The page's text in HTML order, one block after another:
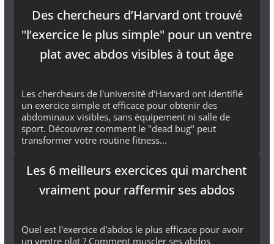
Des chercheurs d’Harvard ont trouvé
"l’exercice le plus simple" pour un ventre
plat avec abdos visibles à tout âge
Les chercheurs de l'université d'Harvard ont identifié
un exercice simple et efficace pour obtenir des
abdominaux visibles, sans équipement ni salle de
sport. Découvrez comment le "dead bug" peut
transformer votre routine fitness...
Les 6 meilleurs exercices qui marchent
vraiment pour raffermir ses abdos
Quel est l'exercice d'abdos le plus efficace pour avoir
un ventre plat ? Comment muscler ses abdos